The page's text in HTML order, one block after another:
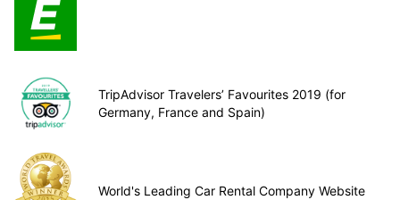
TripAdvisor Travelers’ Favourites 2019 (for
Germany, France and Spain)
World's Leading Car Rental Company Website